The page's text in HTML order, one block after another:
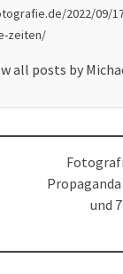
2022/09/
zeiten/
all posts by
und